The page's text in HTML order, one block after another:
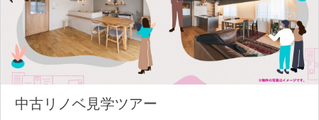
中古リノベ見学ツアー